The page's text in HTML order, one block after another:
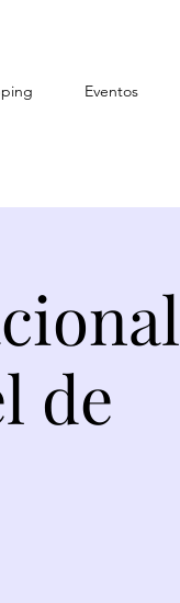
Eventos
de